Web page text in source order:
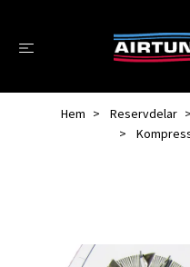
Hem Reservdelar